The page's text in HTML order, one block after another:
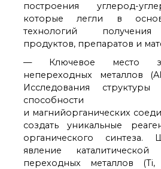
построения углерод-
которые легли в
технологий
продуктов, препаратов и
— Ключевое место
непереходных металлов
Исследования
способности
и магнийорганических
создать уникальные
органического синтеза.
явление
переходных металлов